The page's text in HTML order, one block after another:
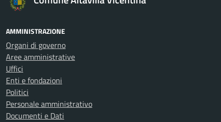
AMMINISTRAZIONE
Organi di governo
Aree amministrative
Uffici
Enti e fondazioni
Politici
Personale amministrativo
Documenti e Dati